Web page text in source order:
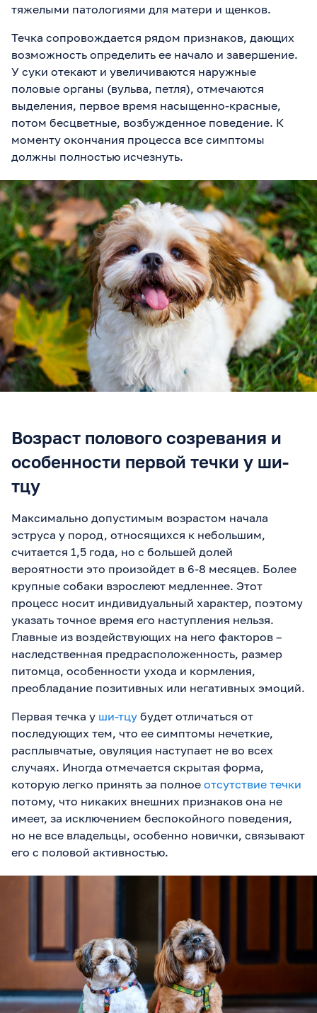
тяжелыми патологиями для матери и щенков.
Течка сопровождается рядом признаков, дающих
возможность определить ее начало и завершение.
У суки отекают и увеличиваются наружные
половые органы (вульва, петля), отмечаются
выделения, первое время насыщенно-красные,
потом бесцветные, возбужденное поведение. К
моменту окончания процесса все симптомы
должны полностью исчезнуть.
Возраст полового созревания и
особенности первой течки у ши-
тцу
Максимально допустимым возрастом начала
эструса у пород, относящихся к небольшим,
считается 1,5 года, но с большей долей
вероятности это произойдет в 6-8 месяцев. Более
крупные собаки взрослеют медленнее. Этот
процесс носит индивидуальный характер, поэтому
указать точное время его наступления нельзя.
Главные из воздействующих на него факторов –
наследственная предрасположенность, размер
питомца, особенности ухода и кормления,
преобладание позитивных или негативных эмоций.
Первая течка у ши-тцу будет отличаться от
последующих тем, что ее симптомы нечеткие,
расплывчатые, овуляция наступает не во всех
случаях. Иногда отмечается скрытая форма,
которую легко принять за полное отсутствие течки
потому, что никаких внешних признаков она не
имеет, за исключением беспокойного поведения,
но не все владельцы, особенно новички, связывают
его с половой активностью.